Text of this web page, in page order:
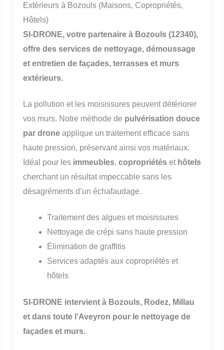
Extérieurs à Bozouls (Maisons, Copropriétés,
Hôtels)
SI-DRONE, votre partenaire à Bozouls (12340),
offre des services de nettoyage, démoussage
et entretien de façades, terrasses et murs
extérieurs.
La pollution et les moisissures peuvent détériorer
vos murs. Notre méthode de pulvérisation douce
par droneapplique un traitement efficace sans
haute pression, préservant ainsi vos matériaux.
Idéal pour les immeubles, copropriétéset hôtels
cherchant un résultat impeccable sans les
désagréments d’un échafaudage.
Traitement des algues et moisissures
Nettoyage de crépi sans haute pression
Élimination de graffitis
Services adaptés aux copropriétés et
hôtels
SI-DRONE intervient à Bozouls, Rodez, Millau
et dans toute l’Aveyron pour le nettoyage de
façades et murs.